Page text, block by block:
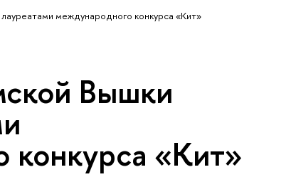
международного конкурса «Кит»
Вышки
конкурса «Кит»